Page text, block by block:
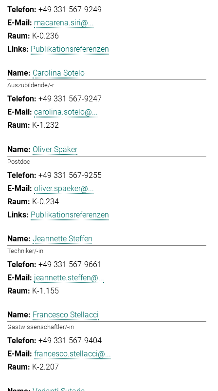
+49 331 567-9249
macarena.siri@...
K-0.236
Publikationsreferenzen
Carolina Sotelo
Auszubildende/-r
+49 331 567-9247
carolina.sotelo@...
K-1.232
Oliver Späker
Postdoc
+49 331 567-9255
oliver.spaeker@...
K-0.234
Publikationsreferenzen
Jeannette Steffen
Techniker/-in
+49 331 567-9661
jeannette.steffen@...
K-1.155
Francesco Stellacci
Gastwissenschaftler/-in
+49 331 567-9404
francesco.stellacci@...
K-2.207